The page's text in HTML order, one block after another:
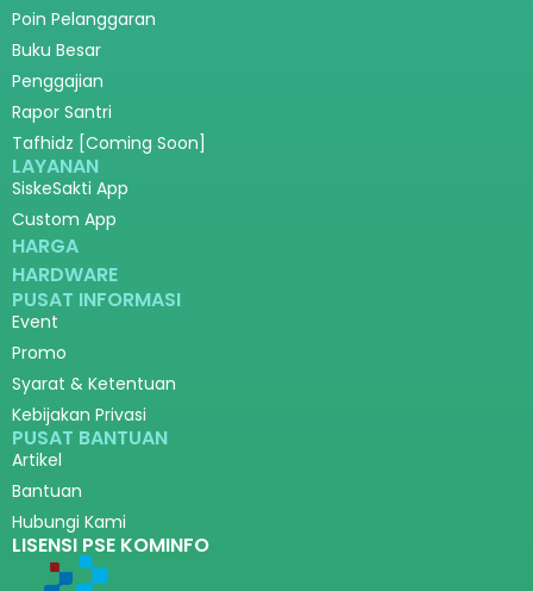
Poin Pelanggaran
Buku Besar
Penggajian
Rapor Santri
Tafhidz [Coming Soon]
LAYANAN
SiskeSakti App
Custom App
HARGA
HARDWARE
PUSAT INFORMASI
Event
Promo
Syarat & Ketentuan
Kebijakan Privasi
PUSAT BANTUAN
Artikel
Bantuan
Hubungi Kami
LISENSI PSE KOMINFO